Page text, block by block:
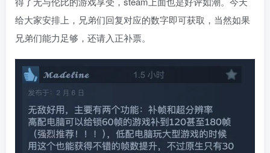
给大家安排上，兄弟们回复对应的数字即可获取，当然如果
兄弟们能力足够，还请入正补票。